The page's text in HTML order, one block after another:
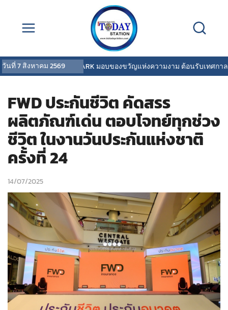
วันที่7 สิงหาคม 2569
COVERMARK มอบของขวัญแห่งความงาม ต้อนรับเทศกาลวัน
FWD ประกันชีวิต คัดสรร
ผลิตภัณฑ์เด่น ตอบโจทย์ทุกช่วง
ชีวิต ในงานวันประกันแห่งชาติ
ครั้งที่ 24
14/07/2025